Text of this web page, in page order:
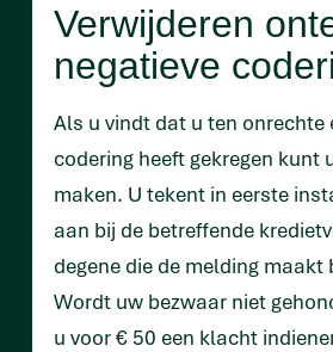
Verwijderen
negatieve
Als u vindt dat u ten onrechte
codering heeft gekregen kunt
maken. U tekent in eerste
aan bij de betreffende
degene die de melding maakt
Wordt uw bezwaar niet
u voor € 50 een klacht